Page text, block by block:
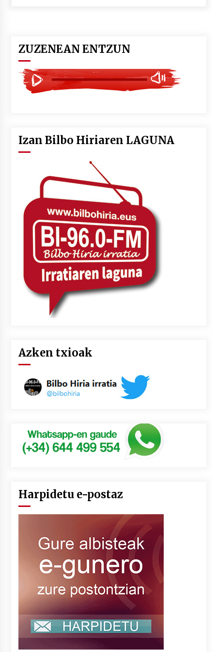
Larunbatean Plentziako Itsas Martxa ospatuko
da
2026/07/07
2026/07/07
Uribitarte40 aretoan
2026/07/03
SOINUGELA: Paul McCartney eta Ringo Starr-en
lan berriak
2026/07/03
MUSIBLA #297: Bide, Boards Of Canada, Somak,
Tiga, Twisted Teens, Underscores, Habia
2026/07/02
ZUZENEAN ENTZUN
Izan Bilbo Hiriaren LAGUNA
Azken txioak
Harpidetu e-postaz